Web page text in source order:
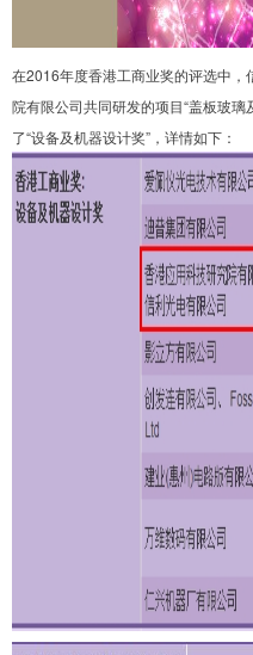
在2016年度香港工商业奖的评选中
院有限公司共同研发的项目“盖板玻
了“设备及机器设计奖”，详情如下：